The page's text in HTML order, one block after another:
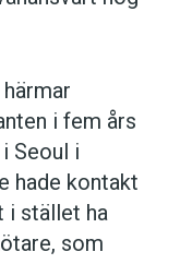
i fem års
Seoul i
hade kontakt
i stället ha
som